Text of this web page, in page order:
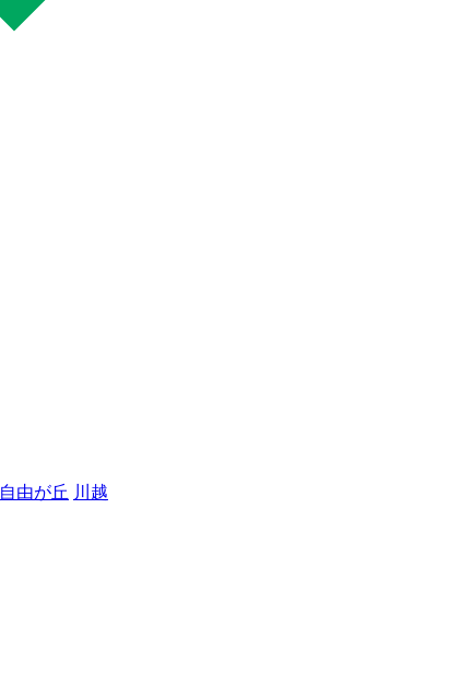
自由が丘 川越